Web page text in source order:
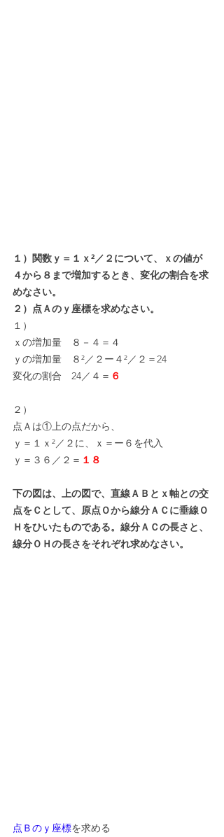
１）関数ｙ＝１ｘ²／２について、ｘの値が
４から８まで増加するとき、変化の割合を求
めなさい。
２）点Ａのｙ座標を求めなさい。
１）
ｘの増加量　８－４＝４
ｙの増加量　８²／２ー４²／２＝24
変化の割合　24／４＝ ６
２）
点Ａは①上の点だから、
ｙ＝１ｘ²／２に、ｘ＝ー６を代入
ｙ＝３６／２＝ １８
下の図は、上の図で、直線ＡＢとｘ軸との交
点をＣとして、原点Ｏから線分ＡＣに垂線Ｏ
Ｈをひいたものである。線分ＡＣの長さと、
線分ＯＨの長さをそれぞれ求めなさい。
点Ｂのｙ座標を求める